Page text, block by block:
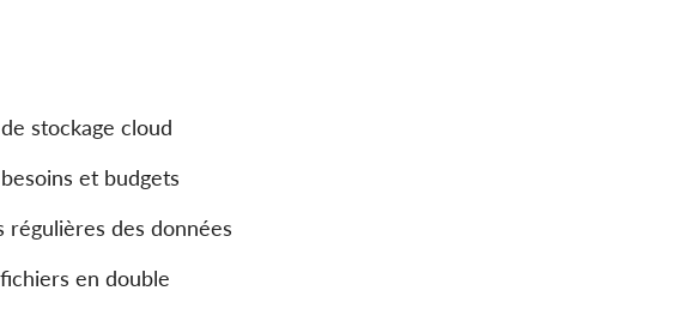
stockage cloud
et budgets
régulières des données
en double